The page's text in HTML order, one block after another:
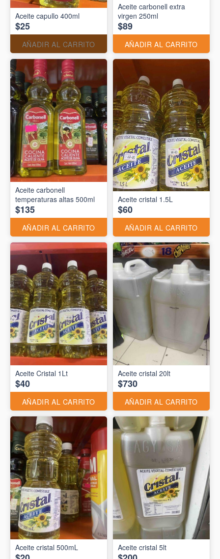
Aceite capullo 400ml
$25
AÑADIR AL CARRITO
Aceite carbonell extra
virgen 250ml
$89
AÑADIR AL CARRITO
Aceite carbonell
temperaturas altas 500ml
$135
AÑADIR AL CARRITO
Aceite cristal 1.5L
$60
AÑADIR AL CARRITO
Aceite Cristal 1Lt
$40
AÑADIR AL CARRITO
Aceite cristal 20lt
$730
AÑADIR AL CARRITO
Aceite cristal 500mL Aceite cristal 5lt